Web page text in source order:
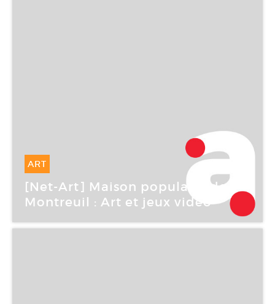
ART
17 Mar - 17 Mar 2006
[Net-Art] Maison populaire de
Montreuil : Art et jeux vidéo